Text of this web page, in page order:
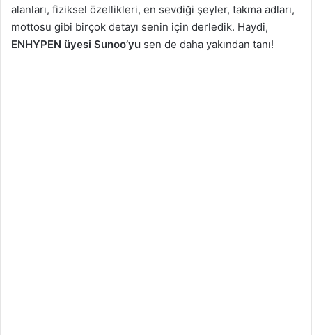
alanları, fiziksel özellikleri, en sevdiği şeyler, takma adları,
mottosu gibi birçok detayı senin için derledik. Haydi,
ENHYPEN üyesi Sunoo’yu sen de daha yakından tanı!